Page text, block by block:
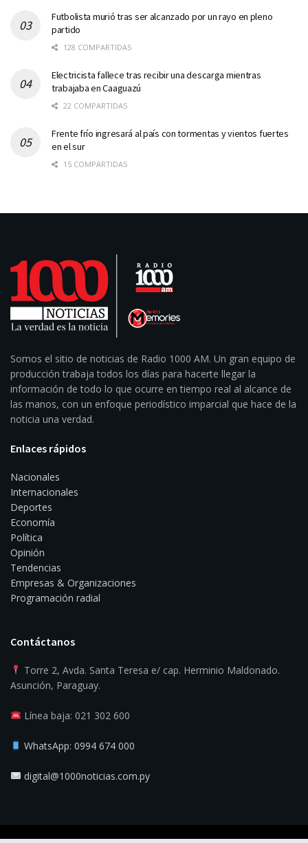
Futbolista murió tras ser alcanzado por un rayo en pleno
partido
128 COMPARTIDAS
Electricista fallece tras recibir una descarga mientras
trabajaba en Caaguazú
22 COMPARTIDAS
Frente frío ingresará al país con tormentas y vientos fuertes
en el sur
15 COMPARTIDAS
Somos el sitio de noticias de Radio 1000 AM. Un gran equipo de
producción trabaja todos los días para hacerte llegar la
información de todo lo que ocurre en tiempo real al alcance de
las manos, con un enfoque periodístico imparcial que hace de la
noticia una verdad.
Enlaces rápidos
Nacionales
Internacionales
Deportes
Economía
Política
Opinión
Tendencias
Empresas & Organizaciones
Programación radial
Contáctanos
Torre 2, Avda. Santa Teresa e/ cap. Herminio Maldonado.
Asunción, Paraguay.
Línea baja: 021 302 600
WhatsApp: 0994 674 000
digital@1000noticias.com.py